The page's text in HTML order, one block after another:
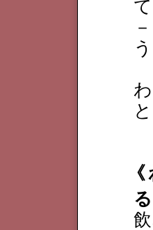
う
《
る